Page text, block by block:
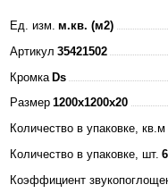
Ед. изм. м.кв. (м2)
Артикул 35421502
Кромка Ds
Размер 1200x1200x20
Количество в упаковке, кв.м
Количество в упаковке, шт. 6
Коэффициент